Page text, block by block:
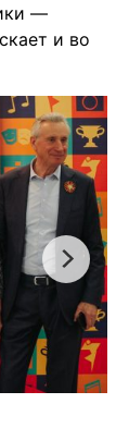
—
и во